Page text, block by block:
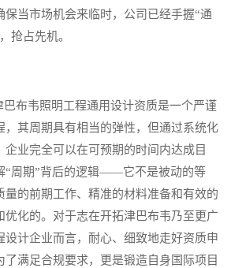
保当市场机会来临时，公司已经手握“通
抢占先机。
布韦照明工程通用设计资质是一个严谨
，其周期具有相当的弹性，但通过系统化
企业完全可以在可预期的时间内达成目
“周期”背后的逻辑——它不是被动的等
量的前期工作、精准的材料准备和有效的
优化的。对于志在开拓津巴布韦乃至更广
设计企业而言，耐心、细致地走好资质申
了满足合规要求，更是锻造自身国际项目